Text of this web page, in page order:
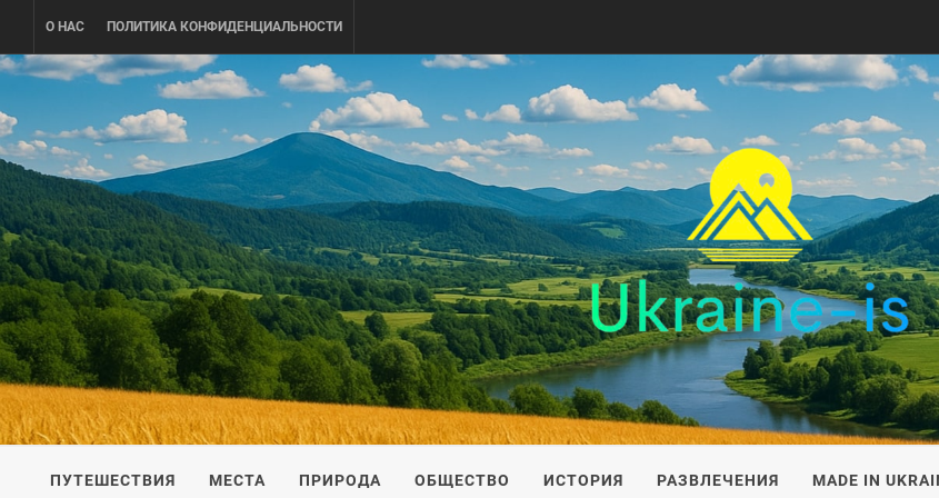
content
О НАС ПОЛИТИКА КОНФИДЕНЦИАЛЬНОСТИ
UKRAINE-IS
ПУТЕШЕСТВИЕ ПО УКРАИНЕ
ПУТЕШЕСТВИЯ МЕСТА ПРИРОДА ОБЩЕСТВО ИСТОРИЯ РАЗВЛЕЧЕНИЯ MADE IN